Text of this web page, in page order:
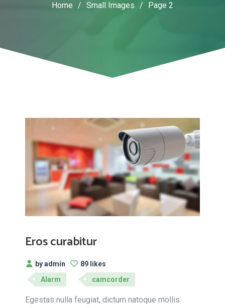
Home / Small Images / Page 2
Eros curabitur
by admin
89 likes
Alarm
camcorder
Egestas nulla feugiat, dictum natoque mollis